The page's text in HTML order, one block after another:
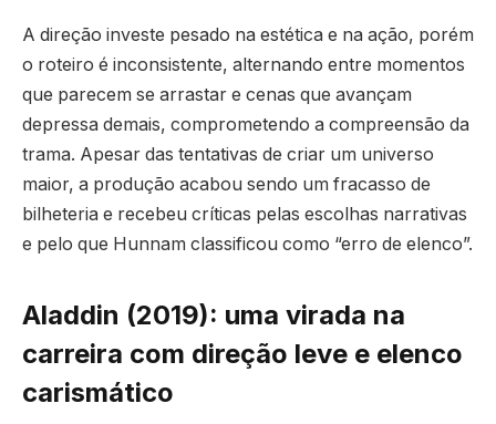
A direção investe pesado na estética e na ação, porém
o roteiro é inconsistente, alternando entre momentos
que parecem se arrastar e cenas que avançam
depressa demais, comprometendo a compreensão da
trama. Apesar das tentativas de criar um universo
maior, a produção acabou sendo um fracasso de
bilheteria e recebeu críticas pelas escolhas narrativas
e pelo que Hunnam classificou como “erro de elenco”.
Aladdin (2019): uma virada na
carreira com direção leve e elenco
carismático